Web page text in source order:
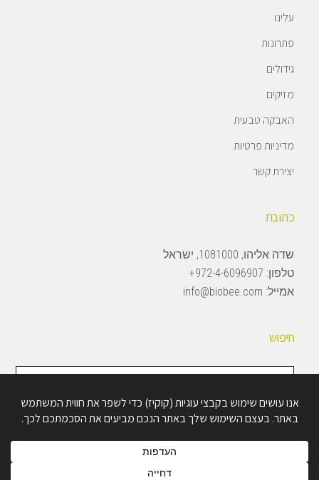
עלינו
פתרונות
גידולים
מזיקים
האבקה טבעית
מדיניות פרטיות
יצירת קשר
כתובת
שדה אליהו, 1081000, ישראל
טלפון: 972-4-6096907+
אמייל: info@biobee.com
חיפוש
חיפוש